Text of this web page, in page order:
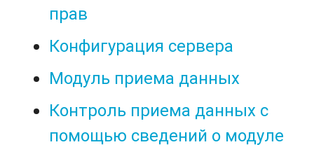
прав
Конфигурация сервера
Модуль приема данных
Контроль приема данных с
помощью сведений о модуле